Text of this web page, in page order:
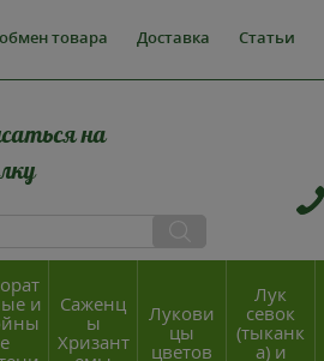
товара Доставка Статьи
на
и
е
Саженц
ы
Хризант
Лукови
цы
цветов
Лук
севок
(тыканк
а) и